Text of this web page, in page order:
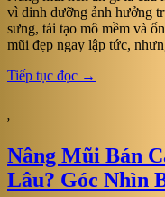
vì dinh dưỡng ảnh hưởng
sưng, tái tạo mô mềm và
mũi đẹp ngay lập tức,
Tiếp tục đọc →
,
Nâng Mũi Bán
Lâu? Góc Nhìn